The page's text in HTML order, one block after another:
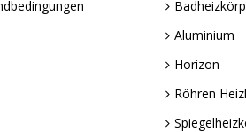
Aluminium
Horizon
Röhren